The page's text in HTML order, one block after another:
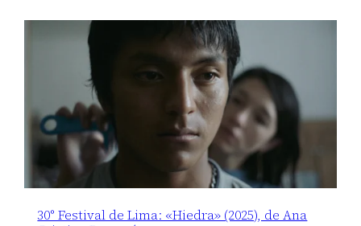
30° Festival de Lima: «Hiedra» (2025), de Ana